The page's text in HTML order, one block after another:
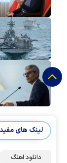
لینک های مفید
دانلود اهنگ